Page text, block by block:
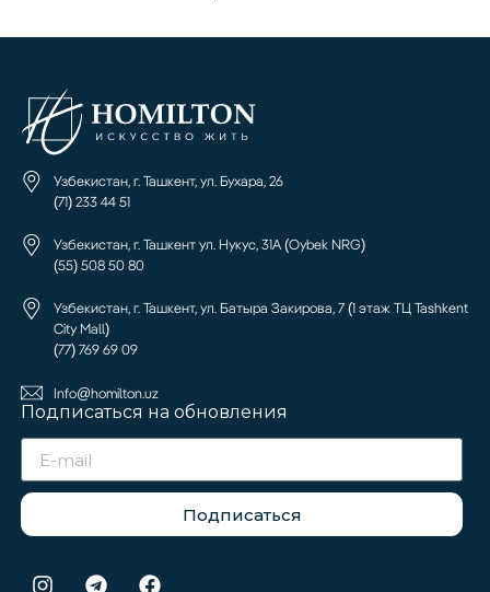
Узбекистан, г. Ташкент, ул. Бухара, 26
(71) 233 44 51
Узбекистан, г. Ташкент ул. Нукус, 31А (Oybek NRG)
(55) 508 50 80
Узбекистан, г. Ташкент, ул. Батыра Закирова, 7 (1 этаж ТЦ Tashkent
City Mall)
(77) 769 69 09
Info@homilton.uz
Подписаться на обновления
Подписаться